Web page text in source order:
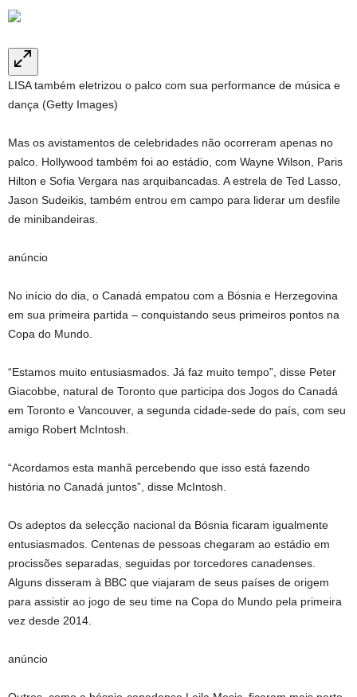
LISA também eletrizou o palco com sua performance de música e
dança (Getty Images)
Mas os avistamentos de celebridades não ocorreram apenas no
palco. Hollywood também foi ao estádio, com Wayne Wilson, Paris
Hilton e Sofia Vergara nas arquibancadas. A estrela de Ted Lasso,
Jason Sudeikis, também entrou em campo para liderar um desfile
de minibandeiras.
anúncio
No início do dia, o Canadá empatou com a Bósnia e Herzegovina
em sua primeira partida – conquistando seus primeiros pontos na
Copa do Mundo.
“Estamos muito entusiasmados. Já faz muito tempo”, disse Peter
Giacobbe, natural de Toronto que participa dos Jogos do Canadá
em Toronto e Vancouver, a segunda cidade-sede do país, com seu
amigo Robert McIntosh.
“Acordamos esta manhã percebendo que isso está fazendo
história no Canadá juntos”, disse McIntosh.
Os adeptos da selecção nacional da Bósnia ficaram igualmente
entusiasmados. Centenas de pessoas chegaram ao estádio em
procissões separadas, seguidas por torcedores canadenses.
Alguns disseram à BBC que viajaram de seus países de origem
para assistir ao jogo de seu time na Copa do Mundo pela primeira
vez desde 2014.
anúncio